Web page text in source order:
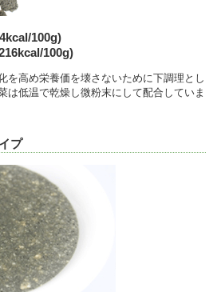
100g)
100g)
を高め栄養価を壊さないために下調理とし
は低温で乾燥し微粉末にして配合していま
プ